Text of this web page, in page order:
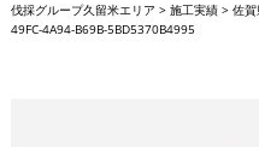
伐採グループ久留米エリア > 施工実績> 佐賀
49FC-4A94-B69B-5BD5370B4995